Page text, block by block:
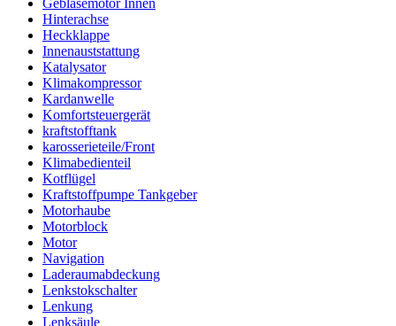
Gebläsemotor Innen
Hinterachse
Heckklappe
Innenauststattung
Katalysator
Klimakompressor
Kardanwelle
Komfortsteuergerät
kraftstofftank
karosserieteile/Front
Klimabedienteil
Kotflügel
Kraftstoffpumpe Tankgeber
Motorhaube
Motorblock
Motor
Navigation
Laderaumabdeckung
Lenkstokschalter
Lenkung
Lenksäule